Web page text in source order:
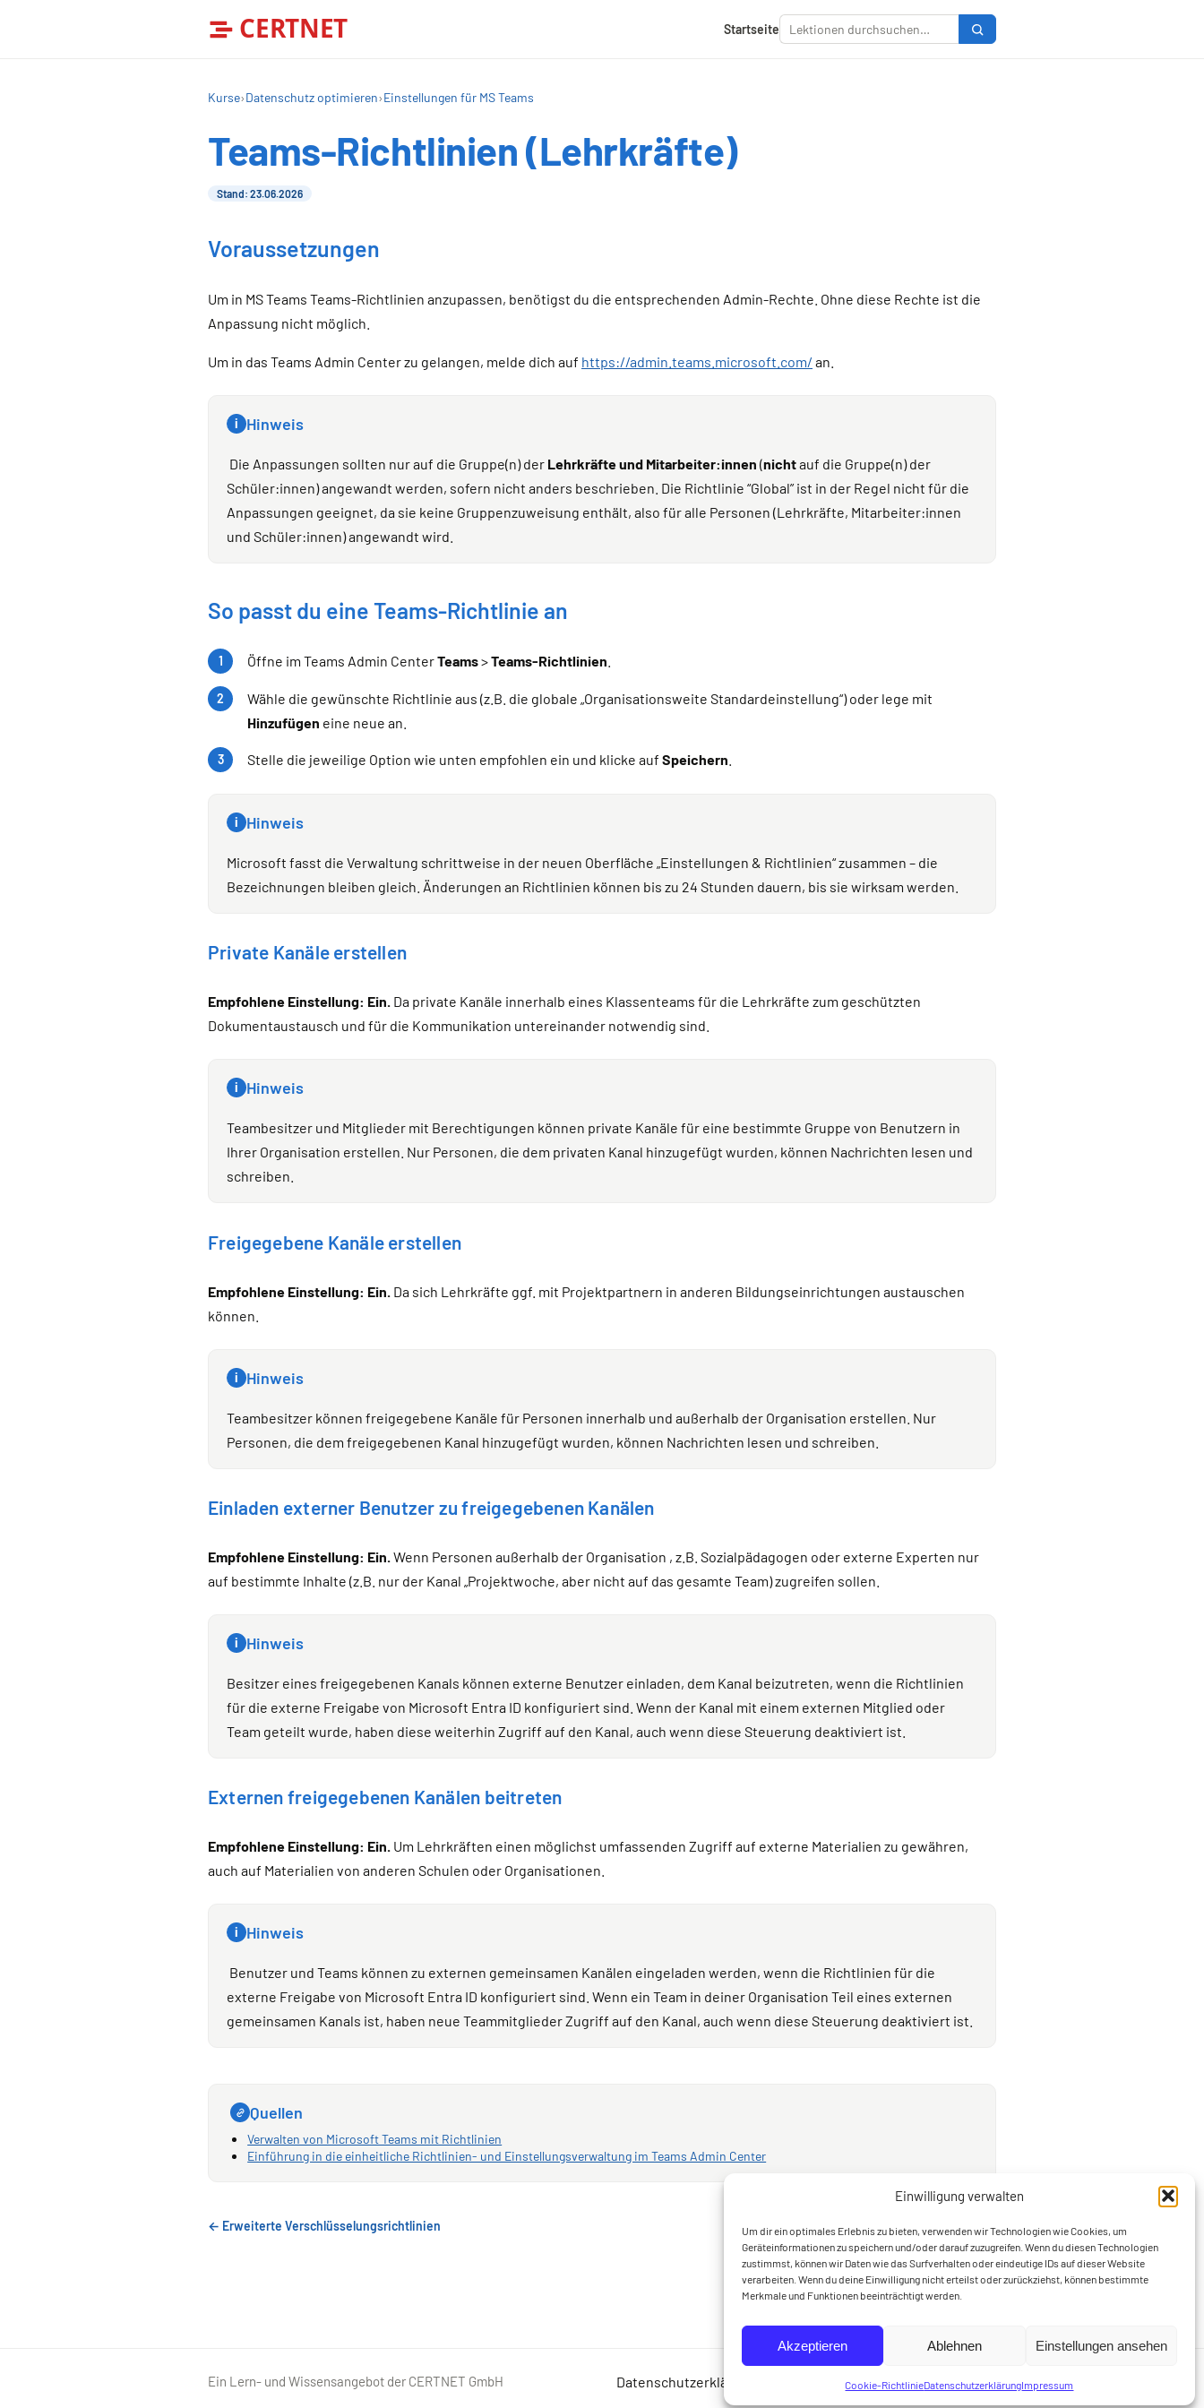
Einwilligung verwalten
Um dir ein optimales Erlebnis zu bieten, verwenden wir Technologien wie Cookies, um
Geräteinformationen zu speichern und/oder darauf zuzugreifen. Wenn du diesen Technologien
zustimmst, können wir Daten wie das Surfverhalten oder eindeutige IDs auf dieser Website
verarbeiten. Wenn du deine Einwilligung nicht erteilst oder zurückziehst, können bestimmte
Merkmale und Funktionen beeinträchtigt werden.
Akzeptieren Ablehnen Einstellungen ansehen
Cookie-RichtlinieDatenschutzerklärungImpressum
CERTNET Startseite
Kurse›Datenschutz optimieren›Einstellungen für MS Teams
Teams-Richtlinien (Lehrkräfte)
Stand: 23.06.2026
Voraussetzungen
Um in MS Teams Teams-Richtlinien anzupassen, benötigst du die entsprechenden Admin-Rechte. Ohne diese Rechte ist die
Anpassung nicht möglich.
Um in das Teams Admin Center zu gelangen, melde dich auf https://admin.teams.microsoft.com/ an.
i Hinweis
Die Anpassungen sollten nur auf die Gruppe(n) der Lehrkräfte und Mitarbeiter:innen (nichtauf die Gruppe(n) der
Schüler:innen) angewandt werden, sofern nicht anders beschrieben. Die Richtlinie “Global” ist in der Regel nicht für die
Anpassungen geeignet, da sie keine Gruppenzuweisung enthält, also für alle Personen (Lehrkräfte, Mitarbeiter:innen
und Schüler:innen) angewandt wird.
So passt du eine Teams-Richtlinie an
Öffne im Teams Admin CenterTeams>Teams-Richtlinien
Wähle die gewünschte Richtlinie aus (z.B. die globale „Organisationsweite Standardeinstellung“) oder lege mit
Hinzufügen eine neue an.
Stelle die jeweilige Option wie unten empfohlen ein und klicke auf Speichern
i Hinweis
Microsoft fasst die Verwaltung schrittweise in der neuen Oberfläche „Einstellungen & Richtlinien“ zusammen – die
Bezeichnungen bleiben gleich. Änderungen an Richtlinien können bis zu 24 Stunden dauern, bis sie wirksam werden.
Private Kanäle erstellen
Empfohlene Einstellung: Ein. Da private Kanäle innerhalb eines Klassenteams für die Lehrkräfte zum geschützten
Dokumentaustausch und für die Kommunikation untereinander notwendig sind.
i Hinweis
Teambesitzer und Mitglieder mit Berechtigungen können private Kanäle für eine bestimmte Gruppe von Benutzern in
Ihrer Organisation erstellen. Nur Personen, die dem privaten Kanal hinzugefügt wurden, können Nachrichten lesen und
schreiben.
Freigegebene Kanäle erstellen
Empfohlene Einstellung: Ein. Da sich Lehrkräfte ggf. mit Projektpartnern in anderen Bildungseinrichtungen austauschen
können.
i Hinweis
Teambesitzer können freigegebene Kanäle für Personen innerhalb und außerhalb der Organisation erstellen. Nur
Personen, die dem freigegebenen Kanal hinzugefügt wurden, können Nachrichten lesen und schreiben.
Einladen externer Benutzer zu freigegebenen Kanälen
Empfohlene Einstellung: Ein.Wenn Personen außerhalb der Organisation , z.B. Sozialpädagogen oder externe Experten nur
auf bestimmte Inhalte (z.B. nur der Kanal „Projektwoche, aber nicht auf das gesamte Team) zugreifen sollen.
i Hinweis
Besitzer eines freigegebenen Kanals können externe Benutzer einladen, dem Kanal beizutreten, wenn die Richtlinien
für die externe Freigabe von Microsoft Entra ID konfiguriert sind. Wenn der Kanal mit einem externen Mitglied oder
Team geteilt wurde, haben diese weiterhin Zugriff auf den Kanal, auch wenn diese Steuerung deaktiviert ist.
Externen freigegebenen Kanälen beitreten
Empfohlene Einstellung: Ein. Um Lehrkräften einen möglichst umfassenden Zugriff auf externe Materialien zu gewähren,
auch auf Materialien von anderen Schulen oder Organisationen.
i Hinweis
Benutzer und Teams können zu externen gemeinsamen Kanälen eingeladen werden, wenn die Richtlinien für die
externe Freigabe von Microsoft Entra ID konfiguriert sind. Wenn ein Team in deiner Organisation Teil eines externen
gemeinsamen Kanals ist, haben neue Teammitglieder Zugriff auf den Kanal, auch wenn diese Steuerung deaktiviert ist.
Quellen
Verwalten von Microsoft Teams mit Richtlinien
Einführung in die einheitliche Richtlinien- und Einstellungsverwaltung im Teams Admin Center
← Erweiterte Verschlüsselungsrichtlinien Besprechungsrichtlinien (Lehrkräfte) →
Ein Lern- und Wissensangebot der CERTNET GmbH Datenschutzerklärung StartCookie-Richtlinie (EU)